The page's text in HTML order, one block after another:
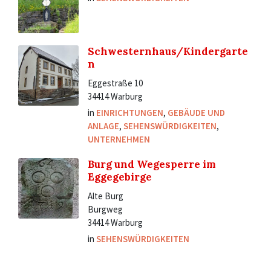
Schwesternhaus/Kindergarte
n
Eggestraße 10
34414 Warburg
in EINRICHTUNGEN, GEBÄUDE UND
ANLAGE, SEHENSWÜRDIGKEITEN,
UNTERNEHMEN
Burg und Wegesperre im
Eggegebirge
Alte Burg
Burgweg
34414 Warburg
in SEHENSWÜRDIGKEITEN